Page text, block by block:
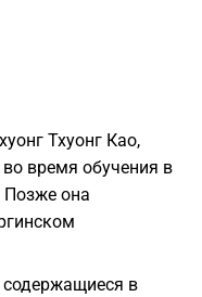
Тхуонг Као,
время обучения в
Позже она
содержащиеся в